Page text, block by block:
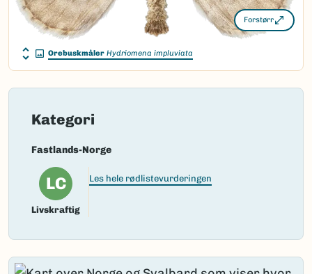
Forstørr
Orebuskmåler Hydriomena impluviata
Kategori
Fastlands-Norge
LC
Livskraftig
Les hele rødlistevurderingen